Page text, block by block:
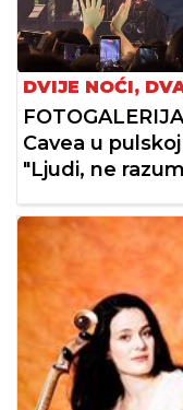
DVIJE NOĆI,
Cavea u
"Ljudi, ne